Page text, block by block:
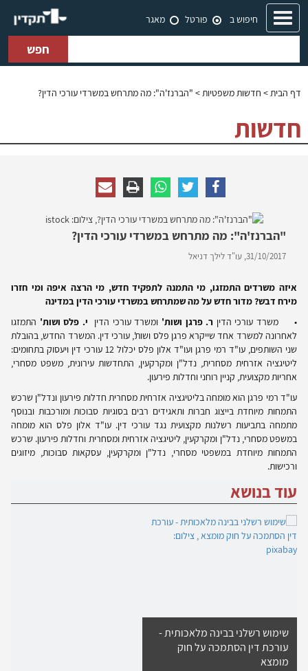
Toggle
navigation
חיפוש ב פורטל מאגר
חפש
דף הבית> חדשות משפטיות> "הברנז'ה": מה מתרחש במשרדי עורכי הדין?
חדשות
"הברנז'ה": מה מתרחש במשרדי עורכי הדין?
31/10/2017, עו"ד לילך דניאל
איזה משרדים התמזגו, מי התמנה לתפקיד חדש, מי הרצה איפה ומי חזרו
מירח דבש? מדור חדש על מה שמתרחש במשרדי עורכי הדין במדינה
• משרד עורכי הדין ר. פרגן ושות' ומשרד עורכי הדין י. פלס ושות' התמזגו
לאחרונה למשרד אחד שייקרא פרגן פלס ושות', עורכי דין. המשרד החדש, בהובלת
שני השותפים, עו"ד רמי פרגן ועו"ד אלון פלס יכלול 12 עורכי דין ויעסוק בתחומים:
ליטיגציה אזרחית מסחרית, נדל"ן ומקרקעין, התחדשות עירונית, משפט מסחרי,
אחריות מקצועית, קניין רוחני וחדלות פירעון.
עו"ד רמי פרגן הוא מומחה בליטיגציה אזרחית מסחרית חדלות פירעון ונדל"ן שרכש
התמחות מיוחדת בייצוג חברות ותאגידים רבים בסוגיות סבוכות ומורכבות ובנוסף
מתמחה בתביעות רשלנות מקצועית נגד עורכי דין. עו"ד אלון פלס הוא מומחה
במשפט מסחרי, נדל"ן ומקרקעין, ליטיגציה אזרחית ומסחרית וחדלות פירעון. שרכש
התמחות מיוחדת במשפטי מסחרי, נדל"ן ומקרקעין, עסקאות סבוכות, מיזוגים
ורכישות.
עוד בנושא
שימוש רשלני בבינה מלאכותית -
עורכת דין הסתמכה על חוק
מומצא